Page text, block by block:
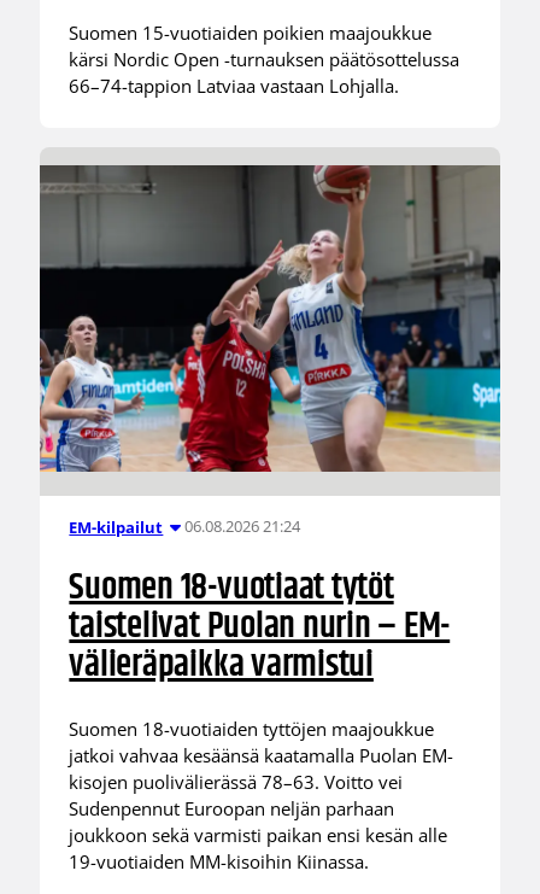
Suomen 15-vuotiaiden poikien maajoukkue
kärsi Nordic Open -turnauksen päätösottelussa
66–74-tappion Latviaa vastaan Lohjalla.
EM-kilpailut 06.08.2026 21:24
Suomen 18-vuotiaat tytöt
taistelivat Puolan nurin – EM-
välieräpaikka varmistui
Suomen 18-vuotiaiden tyttöjen maajoukkue
jatkoi vahvaa kesäänsä kaatamalla Puolan EM-
kisojen puolivälierässä 78–63. Voitto vei
Sudenpennut Euroopan neljän parhaan
joukkoon sekä varmisti paikan ensi kesän alle
19-vuotiaiden MM-kisoihin Kiinassa.